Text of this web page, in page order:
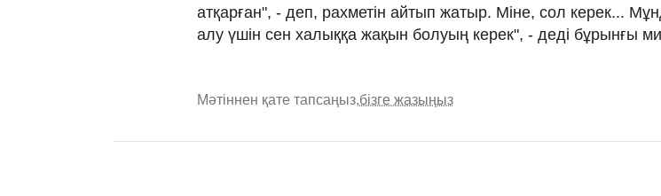
атқарған", - деп, рахметін айтып жатыр. Міне, сол керек...
алу үшін сен халыққа жақын болуың керек", - деді бұрынғы
Мәтіннен қате тапсаңыз,бізге жазыңыз